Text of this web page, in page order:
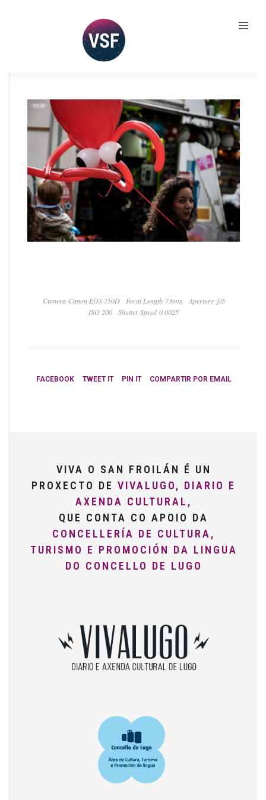
Camera Canon EOS 750D Focal Length 73mm
Aperture ƒ/5
ISO 200
Shutter Speed 0.0025
FACEBOOK TWEET IT PIN IT COMPARTIR POR EMAIL
VIVA O SAN FROILÁN É UN
PROXECTO DE VIVALUGO, DIARIO E
AXENDA CULTURAL,
QUE CONTA CO APOIO DA
CONCELLERÍA DE CULTURA,
TURISMO E PROMOCIÓN DA LINGUA
DO CONCELLO DE LUGO